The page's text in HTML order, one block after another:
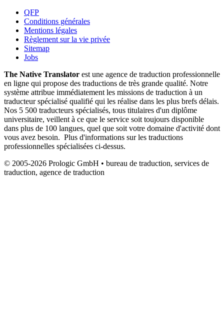
QFP
Conditions générales
Mentions légales
Règlement sur la vie privée
Sitemap
Jobs
The Native Translator est une agence de traduction professionnelle
en ligne qui propose des traductions de très grande qualité. Notre
système attribue immédiatement les missions de traduction à un
traducteur spécialisé qualifié qui les réalise dans les plus brefs délais.
Nos 5 500 traducteurs spécialisés, tous titulaires d'un diplôme
universitaire, veillent à ce que le service soit toujours disponible
dans plus de 100 langues, quel que soit votre domaine d'activité dont
vous avez besoin. Plus d'informations sur les traductions
professionnelles spécialisées ci-dessus.
© 2005-2026 Prologic GmbH • bureau de traduction, services de
traduction, agence de traduction